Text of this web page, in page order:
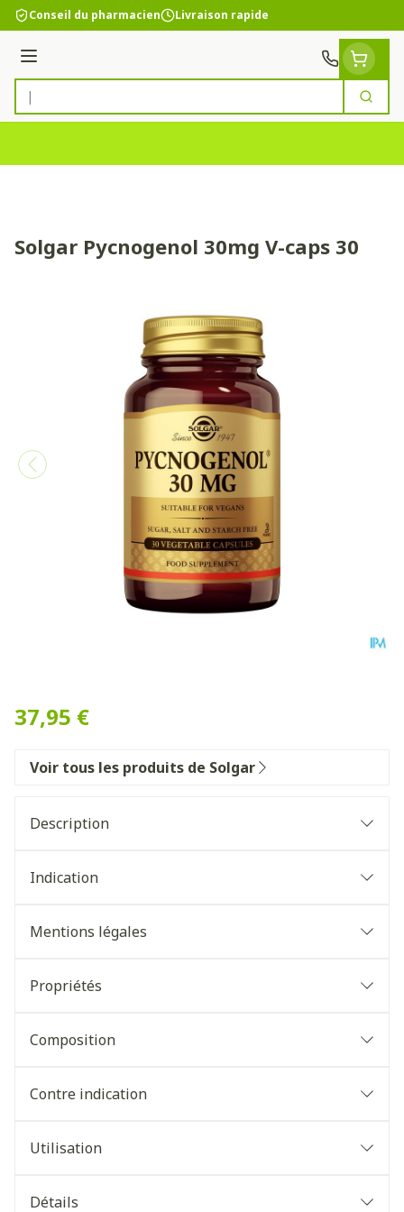
Aller au contenu
Conseil du pharmacien Livraison rapide
Menu
Rechercher
Solgar Pycnogenol 30mg V-caps 30
37,95 €
Voir tous les produits de Solgar
Description
Indication
Mentions légales
Propriétés
Composition
Contre indication
Utilisation
Détails